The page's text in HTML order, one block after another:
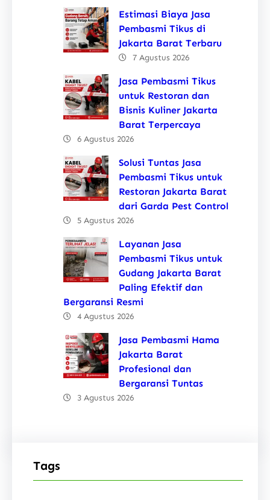
Estimasi Biaya Jasa
Pembasmi Tikus di
Jakarta Barat Terbaru
7 Agustus 2026
Jasa Pembasmi Tikus
untuk Restoran dan
Bisnis Kuliner Jakarta
Barat Terpercaya
6 Agustus 2026
Solusi Tuntas Jasa
Pembasmi Tikus untuk
Restoran Jakarta Barat
dari Garda Pest Control
5 Agustus 2026
Layanan Jasa
Pembasmi Tikus untuk
Gudang Jakarta Barat
Paling Efektif dan
Bergaransi Resmi
4 Agustus 2026
Jasa Pembasmi Hama
Jakarta Barat
Profesional dan
Bergaransi Tuntas
3 Agustus 2026
Tags